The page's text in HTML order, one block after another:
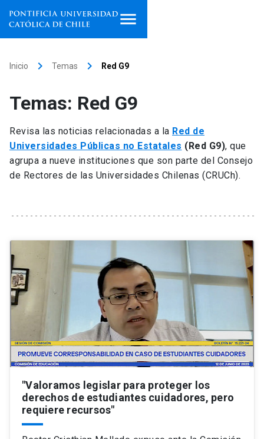
Facultades, escuelas e
institutos
Extensión
Vinculación
Universidad
Información para keyboard_arrow_down
Futuros estudiantes
Estudiantes
Académicos
Personal
Go to english site launch
ACCESOS DIRECTOS
Admisión launch
Mi Cuenta UC launch
Correo UC launch
Inicio keyboard_arrow_right Temas keyboard_arrow_right Red G9
Temas: Red G9
Revisa las noticias relacionadas a la Red de
Universidades Públicas no Estatales (Red G9), que
agrupa a nueve instituciones que son parte del Consejo
de Rectores de las Universidades Chilenas (CRUCh).
"Valoramos legislar para proteger los
derechos de estudiantes cuidadores, pero
requiere recursos"